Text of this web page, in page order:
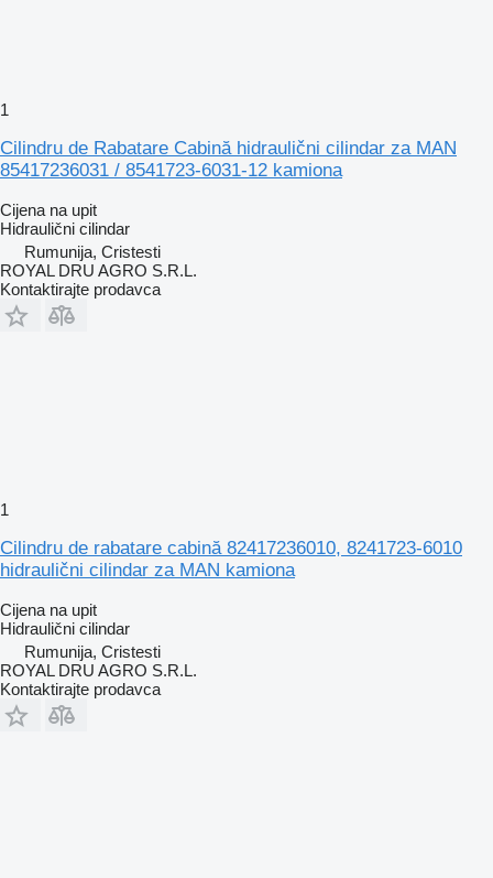
1
Cilindru de Rabatare Cabină hidraulični cilindar za MAN
85417236031 / 8541723-6031-12 kamiona
Cijena na upit
Hidraulični cilindar
Rumunija, Cristesti
ROYAL DRU AGRO S.R.L.
Kontaktirajte prodavca
1
Cilindru de rabatare cabină 82417236010, 8241723-6010
hidraulični cilindar za MAN kamiona
Cijena na upit
Hidraulični cilindar
Rumunija, Cristesti
ROYAL DRU AGRO S.R.L.
Kontaktirajte prodavca